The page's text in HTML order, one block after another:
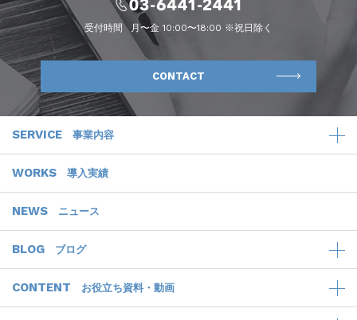
受付時間 月〜金 10:00〜18:00 ※祝日除く
CONTACT
SERVICE 事業内容
WORKS 導入実績
NEWS ニュース
BLOG ブログ
CONTENT お役立ち資料・動画